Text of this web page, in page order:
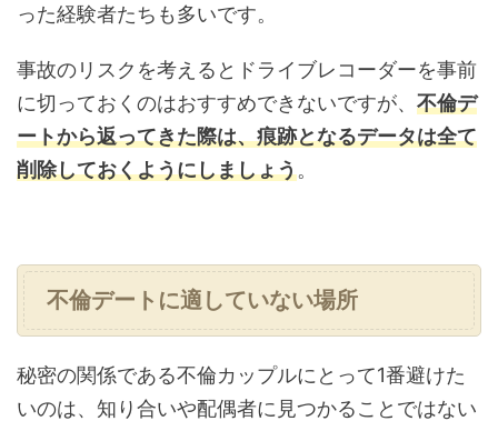
った経験者たちも多いです。
事故のリスクを考えるとドライブレコーダーを事前
に切っておくのはおすすめできないですが、 不倫デ
ートから返ってきた際は、痕跡となるデータは全て
削除しておくようにしましょう。
不倫デートに適していない場所
秘密の関係である不倫カップルにとって1番避けた
いのは、知り合いや配偶者に見つかることではない